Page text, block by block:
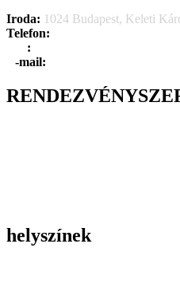
Iroda: 1024 Budapest, Keleti
Telefon:
:
-mail:
helyszínek